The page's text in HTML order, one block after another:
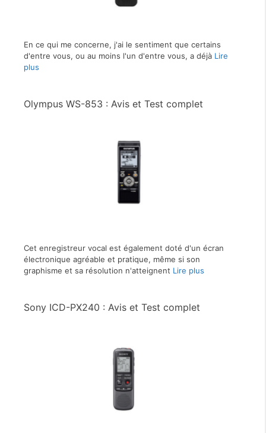
En ce qui me concerne, j'ai le sentiment que certains
d'entre vous, ou au moins l'un d'entre vous, a déjà Lire
plus
Olympus WS-853 : Avis et Test complet
Cet enregistreur vocal est également doté d'un écran
électronique agréable et pratique, même si son
graphisme et sa résolution n'atteignent Lire plus
Sony ICD-PX240 : Avis et Test complet